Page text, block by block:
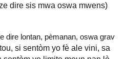
dire sis mwa oswa mwens)
dire lontan, pèmanan, oswa grav
si sentòm yo fè ale vini, sa